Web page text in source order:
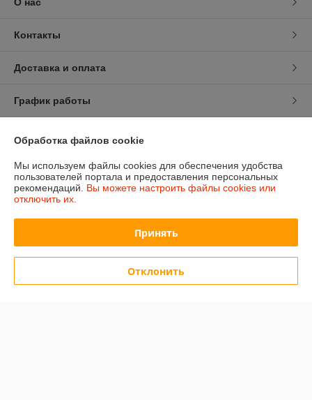
Контакты
Доставка и оплата
График работы
Политика обработки cookies
Сайт создан на платформе Deal.by
Обработка файлов cookie
Мы используем файлы cookies для обеспечения удобства
пользователей портала и предоставления персональных
рекомендаций. Вы можете настроить файлы cookies или
отключить их.
Принять
Отклонить